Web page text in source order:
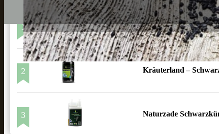
1 Mituso
2 Kräuterland –
3 Naturzade